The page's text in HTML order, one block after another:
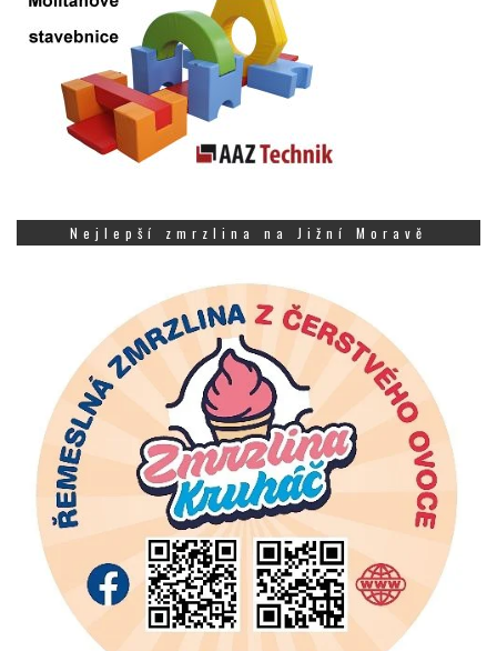
Nejlepší zmrzlina na Jižní Moravě